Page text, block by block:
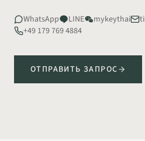
WhatsApp LINE mykeythai
+49 179 769 4884
ОТПРАВИТЬ ЗАПРОС